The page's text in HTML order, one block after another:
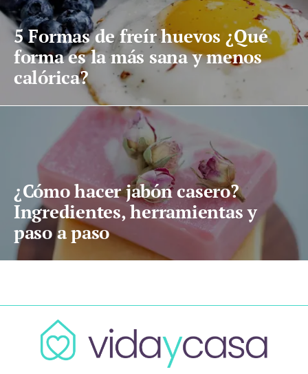
5 Formas de freír huevos ¿Qué
forma es la más sana y menos
calórica?
¿Cómo hacer jabón casero?
Ingredientes, herramientas y
paso a paso